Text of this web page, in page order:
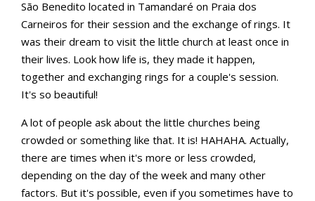
São Benedito located in Tamandaré on Praia dos
Carneiros for their session and the exchange of rings. It
was their dream to visit the little church at least once in
their lives. Look how life is, they made it happen,
together and exchanging rings for a couple's session.
It's so beautiful!
A lot of people ask about the little churches being
crowded or something like that. It is! HAHAHA. Actually,
there are times when it's more or less crowded,
depending on the day of the week and many other
factors. But it's possible, even if you sometimes have to